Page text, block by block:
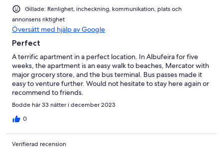
Gillade: Renlighet, incheckning, kommunikation, plats och
annonsens riktighet
Översätt med hjälp av Google
Perfect
A terrific apartment in a perfect location. In Albufeira for five
weeks, the apartment is an easy walk to beaches, Mercator with
major grocery store, and the bus terminal. Bus passes made it
easy to venture further. Would not hesitate to stay here again or
recommend to friends.
Bodde här 33 nätter i december 2023
0
Verifierad recension